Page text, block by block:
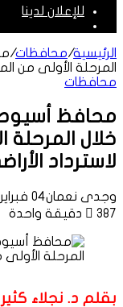
للإعلان لدينا
الرئيسية/محافظات/
المرحلة الأولى من الموجة الـ 28
محافظات
لاسترداد
وجدى نعمان04 فبراير 2026
387
دقيقة واحدة
بقلم د. نجلاء كثير